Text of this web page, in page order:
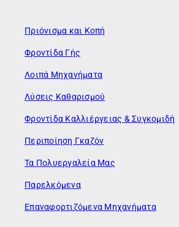
Πριόνισμα και Κοπή
Φροντίδα Γής
Λοιπά Μηχανήματα
Λύσεις Καθαρισμού
Φροντίδα Καλλιέργειας & Συγκομιδή
Περιποίηση Γκαζόν
Τα Πολυεργαλεία Μας
Παρελκόμενα
Επαναφορτιζόμενα Μηχανήματα